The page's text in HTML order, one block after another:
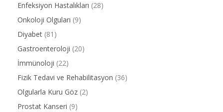
Enfeksiyon Hastalıkları (28)
Onkoloji Olguları (9)
Diyabet (81)
Gastroenteroloji (20)
İmmünoloji (22)
Fizik Tedavi ve Rehabilitasyon (36)
Olgularla Kuru Göz (2)
Prostat Kanseri (9)